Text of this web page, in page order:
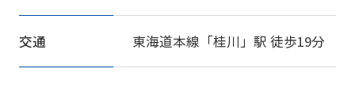
交通 東海道本線 「桂川」駅 徒歩19分